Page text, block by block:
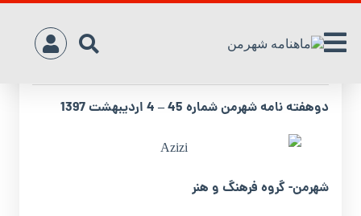
دوهفته نامه شهرمن شماره 45 – 4 اردیبهشت 1397
شهرمن- گروه فرهنگ و هنر